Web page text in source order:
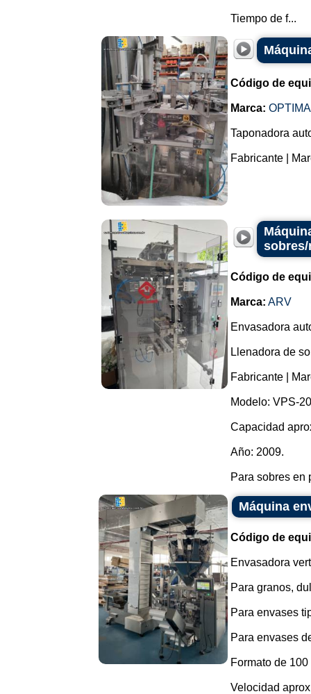
Tiempo de f...
Código de
Marca: OPTIMA
Taponadora
Fabricante |
sobres/
Código de
Marca: ARV
Envasadora
Llenadora de
Fabricante |
Modelo: VPS-
Capacidad
Año: 2009.
Para sobres en
Máquina
Código de
Envasadora
Para granos,
Para envases
Para envases
Formato de
Velocidad